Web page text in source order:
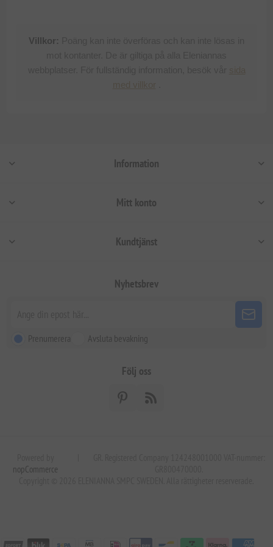
Villkor:
Information
Mitt konto
Kundtjänst
Nyhetsbrev
Prenumerera Avsluta bevakning
Följ oss
nopCommerce